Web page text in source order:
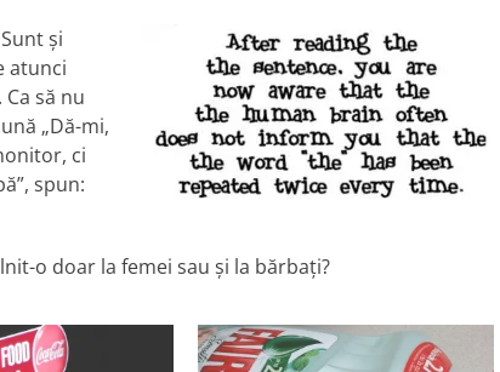
şi
atunci
să nu
„Dă-mi,
ci
spun:
o doar la femei sau şi la bărbaţi?